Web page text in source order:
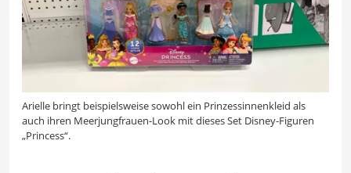
Arielle bringt beispielsweise sowohl ein Prinzessinnenkleid als
auch ihren Meerjungfrauen-Look mit dieses Set Disney-Figuren
„Princess“.